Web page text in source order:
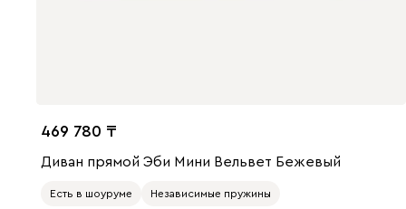
469 780
Диван прямой Эби Мини Вельвет Бежевый
Есть в шоуруме Независимые пружины